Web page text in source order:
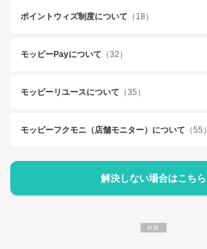
ポイントウィズ制度について （18）
モッピーPayについて （32）
モッピーリユースについて （35）
モッピーフクモニ（店舗モニター）について （55）
解決しない場合はこちら